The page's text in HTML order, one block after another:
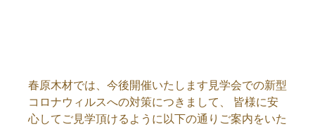
春原木材では、今後開催いたします見学会での新型
コロナウィルスへの対策につきまして、 皆様に安
心してご見学頂けるように以下の通りご案内をいた